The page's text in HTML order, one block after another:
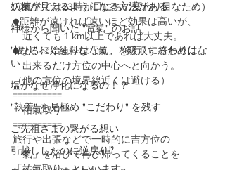
妖精が見えるようになる方法がある
神様から聞いた "電氣" のお話
"悟り" に始まりはなく、"修行" に終わりはな
い
塩がなぜ浄化になるの！？
"執着" を見極め "こだわり" を残す
ご先祖さまの繋がる想い
引越ししたのに逆戻り⁉️
（氣学では23時が日にちの変わり目なため）
●距離が遠ければ遠いほど効果は高いが、
近くても１km以上であれば大丈夫。
●なるべく純粋な「氣」を吸収するために、
出来るだけ方位の中心へと向かう。
（他の方位の境界線近くは避ける）
==========
祐氣取り
==========
旅行や出張などで一時的に吉方位の
「氣」を浴びて再び帰ってくることを